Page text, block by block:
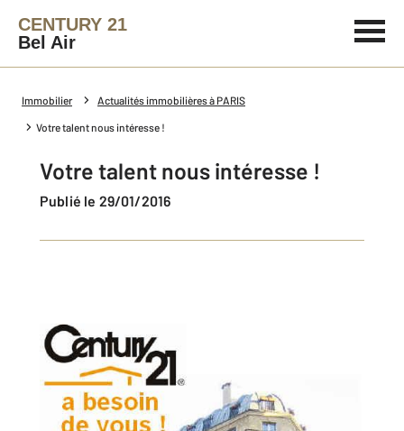
CENTURY 21
Bel Air
Immobilier Actualités immobilières à PARIS
Votre talent nous intéresse !
Votre talent nous intéresse !
Publié le 29/01/2016